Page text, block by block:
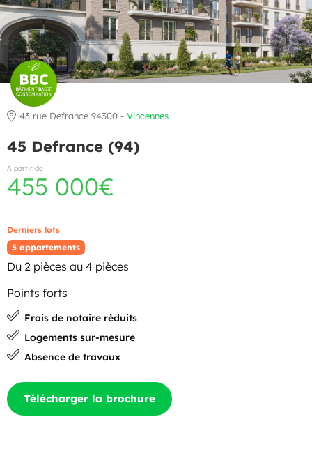
43 rue Defrance 94300 - Vincennes
45 Defrance (94)
À partir de
455 000€
Derniers lots
5 appartements
Du 2 pièces au 4 pièces
Points forts
Frais de notaire réduits
Logements sur-mesure
Absence de travaux
Télécharger la brochure